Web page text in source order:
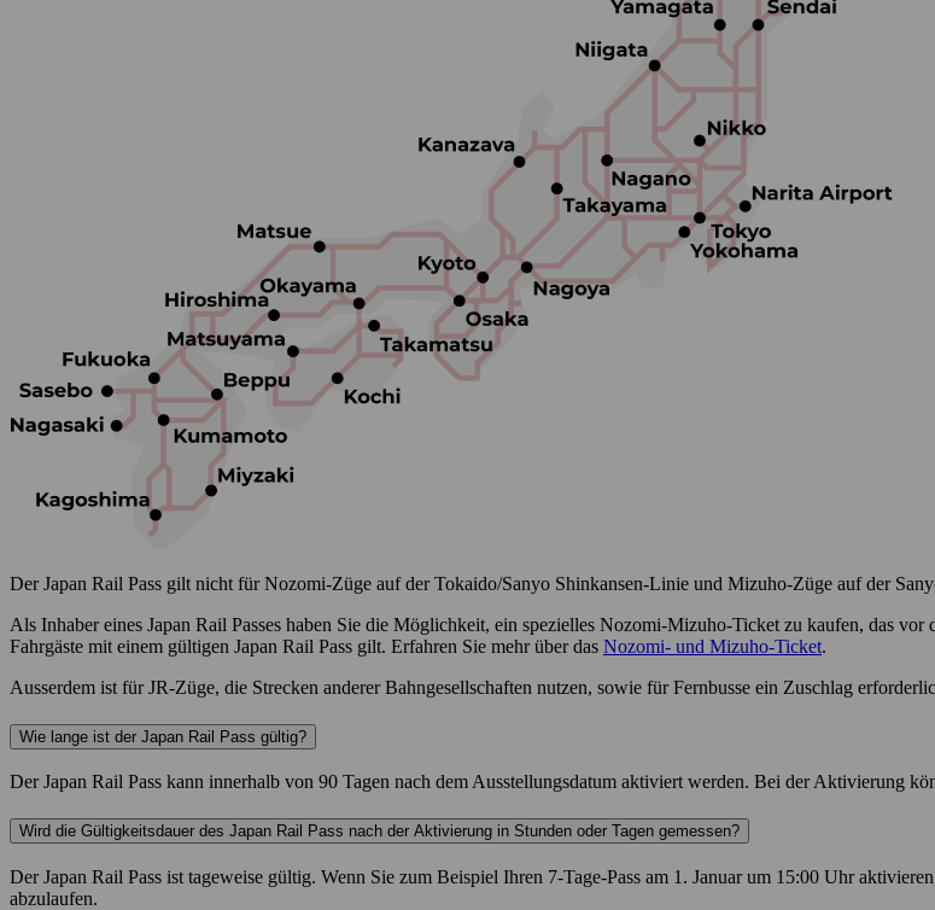
Der Japan Rail Pass gilt nicht für Nozomi-Züge auf der Tokaido/Sanyo Shinkansen-Linie und Mizuho-Züge auf der
Als Inhaber eines Japan Rail Passes haben Sie die Möglichkeit, ein spezielles Nozomi-Mizuho-Ticket zu kaufen, das
Fahrgäste mit einem gültigen Japan Rail Pass gilt. Erfahren Sie mehr über das Nozomi- und Mizuho-Ticket.
Ausserdem ist für JR-Züge, die Strecken anderer Bahngesellschaften nutzen, sowie für Fernbusse ein Zuschlag
Wie lange ist der Japan Rail Pass gültig?
Der Japan Rail Pass kann innerhalb von 90 Tagen nach dem Ausstellungsdatum aktiviert werden. Bei der Aktivierung
Wird die Gültigkeitsdauer des Japan Rail Pass nach der Aktivierung in Stunden oder Tagen gemessen?
Der Japan Rail Pass ist tageweise gültig. Wenn Sie zum Beispiel Ihren 7-Tage-Pass am 1. Januar um 15:00 Uhr
abzulaufen.